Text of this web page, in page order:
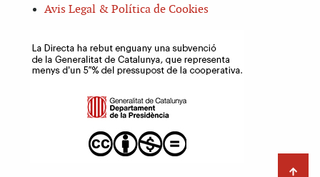
Avis Legal & Política de Cookies